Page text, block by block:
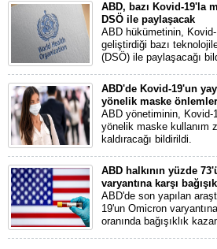
ABD, bazı Kovid-19'la
DSÖ ile paylaşacak
ABD hükümetinin,
geliştirdiği bazı
(DSÖ) ile paylaşacağı
ABD'de Kovid-19'un
yönelik maske
ABD yönetiminin, Kovid-
yönelik maske kullanım
kaldıracağı bildirildi.
ABD halkının yüzde
varyantına karşı
ABD'de son yapılan
19'un Omicron
oranında bağışıklık